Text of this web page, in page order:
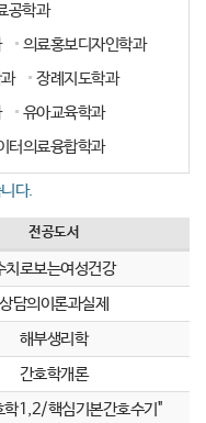
공학과
의료홍보디자인학과
장례지도학과
유아교육학과
터의료융합학과
다.
전공도서
치로보는여성건강
상담의이론과실제
해부생리학
간호학개론
학1,2/핵심기본간호수기"